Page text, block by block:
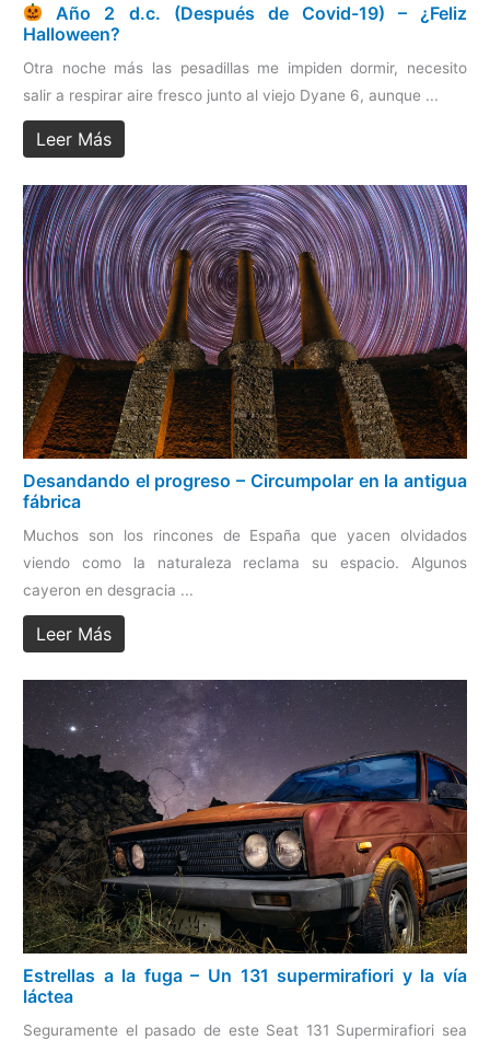
Año 2 d.c. (Después de Covid-19) – ¿Feliz
Halloween?
Otra noche más las pesadillas me impiden dormir, necesito
salir a respirar aire fresco junto al viejo Dyane 6, aunque ...
Leer Más
Desandando el progreso – Circumpolar en la antigua
fábrica
Muchos son los rincones de España que yacen olvidados
viendo como la naturaleza reclama su espacio. Algunos
cayeron en desgracia ...
Leer Más
Estrellas a la fuga – Un 131 supermirafiori y la vía
láctea
Seguramente el pasado de este Seat 131 Supermirafiori sea